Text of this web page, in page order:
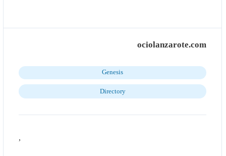
ociolanzarote.com
Genesis
Directory
,